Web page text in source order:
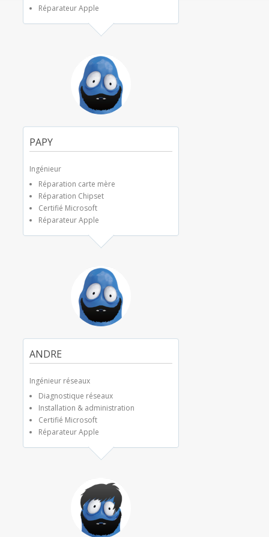
Réparateur Apple
PAPY
Ingénieur
Réparation carte mère
Réparation Chipset
Certifié Microsoft
Réparateur Apple
ANDRE
Ingénieur réseaux
Diagnostique réseaux
Installation & administration
Certifié Microsoft
Réparateur Apple